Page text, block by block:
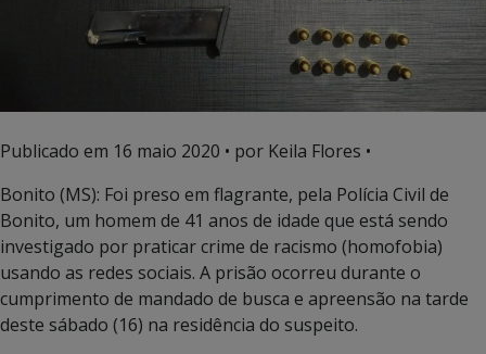
Publicado em 16 maio 2020 • por Keila Flores •
Bonito (MS): Foi preso em flagrante, pela Polícia Civil de
Bonito, um homem de 41 anos de idade que está sendo
investigado por praticar crime de racismo (homofobia)
usando as redes sociais. A prisão ocorreu durante o
cumprimento de mandado de busca e apreensão na tarde
deste sábado (16) na residência do suspeito.